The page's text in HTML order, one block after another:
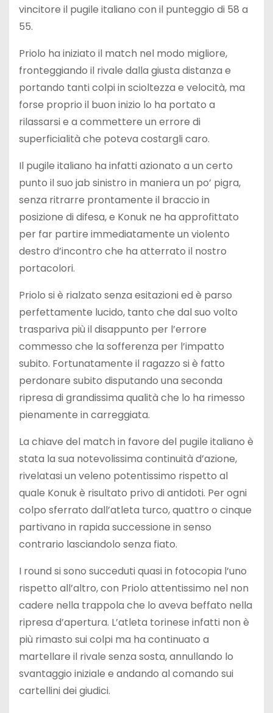
vincitore il pugile italiano con il punteggio di 58 a
55.
Priolo ha iniziato il match nel modo migliore,
fronteggiando il rivale dalla giusta distanza e
portando tanti colpi in scioltezza e velocità, ma
forse proprio il buon inizio lo ha portato a
rilassarsi e a commettere un errore di
superficialità che poteva costargli caro.
Il pugile italiano ha infatti azionato a un certo
punto il suo jab sinistro in maniera un po’ pigra,
senza ritrarre prontamente il braccio in
posizione di difesa, e Konuk ne ha approfittato
per far partire immediatamente un violento
destro d’incontro che ha atterrato il nostro
portacolori.
Priolo si è rialzato senza esitazioni ed è parso
perfettamente lucido, tanto che dal suo volto
traspariva più il disappunto per l’errore
commesso che la sofferenza per l’impatto
subito. Fortunatamente il ragazzo si è fatto
perdonare subito disputando una seconda
ripresa di grandissima qualità che lo ha rimesso
pienamente in carreggiata.
La chiave del match in favore del pugile italiano è
stata la sua notevolissima continuità d’azione,
rivelatasi un veleno potentissimo rispetto al
quale Konuk è risultato privo di antidoti. Per ogni
colpo sferrato dall’atleta turco, quattro o cinque
partivano in rapida successione in senso
contrario lasciandolo senza fiato.
I round si sono succeduti quasi in fotocopia l’uno
rispetto all’altro, con Priolo attentissimo nel non
cadere nella trappola che lo aveva beffato nella
ripresa d’apertura. L’atleta torinese infatti non è
più rimasto sui colpi ma ha continuato a
martellare il rivale senza sosta, annullando lo
svantaggio iniziale e andando al comando sui
cartellini dei giudici.